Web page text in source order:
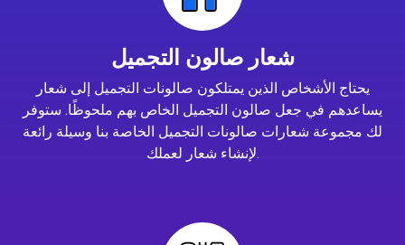
شعار صالون التجميل
يحتاج الأشخاص الذين يمتلكون صالونات التجميل إلى شعار
يساعدهم في جعل صالون التجميل الخاص بهم ملحوظًا. ستوفر
لك مجموعة شعارات صالونات التجميل الخاصة بنا وسيلة رائعة
لإنشاء شعار لعملك.